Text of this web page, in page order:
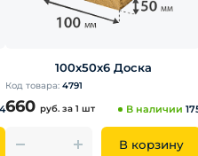
100х50х6 Доска
Код товара: 4791
660 руб. за 1 шт В наличии
В корзину